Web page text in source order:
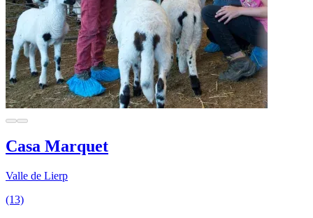
Casa Marquet
Valle de Lierp
(13)